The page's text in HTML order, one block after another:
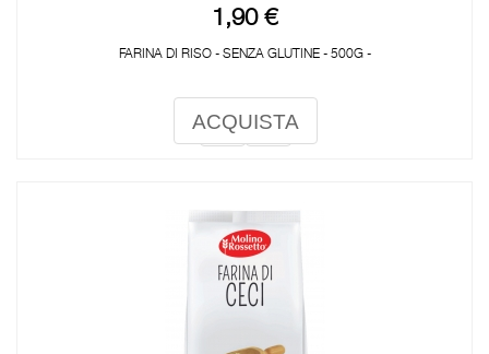
1,90 €
FARINA DI RISO - SENZA GLUTINE - 500G -
ACQUISTA